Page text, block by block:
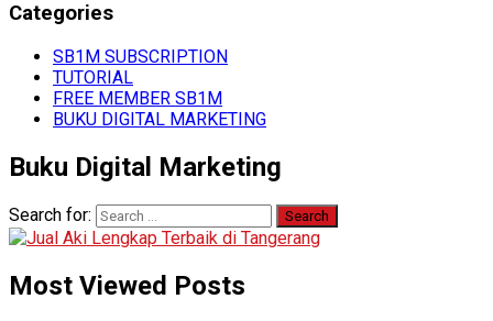
Categories
SB1M SUBSCRIPTION
TUTORIAL
FREE MEMBER SB1M
BUKU DIGITAL MARKETING
Buku Digital Marketing
Search for:
Most Viewed Posts